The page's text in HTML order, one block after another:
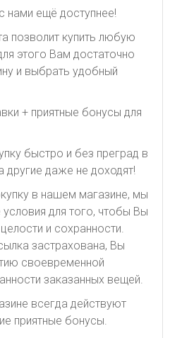
нами ещё доступнее!
позволит купить любую
этого Вам достаточно
и выбрать удобный
+ приятные бонусы для
быстро и без преград в
даже не доходят!
в нашем магазине, мы
для того, чтобы Вы
и сохранности.
застрахована, Вы
своевременной
заказанных вещей.
всегда действуют
приятные бонусы.